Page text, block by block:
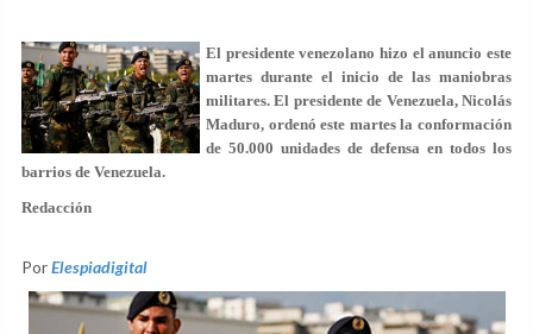
El presidente venezolano hizo el anuncio este
martes durante el inicio de las maniobras
militares. El presidente de Venezuela, Nicolás
Maduro, ordenó este martes la conformación
de 50.000 unidades de defensa en todos los
barrios de Venezuela.
Redacción
PorElespiadigital